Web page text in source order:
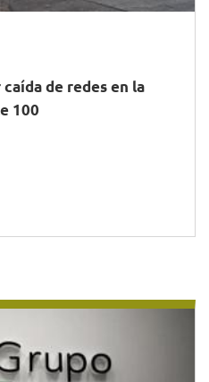
de redes en la
100